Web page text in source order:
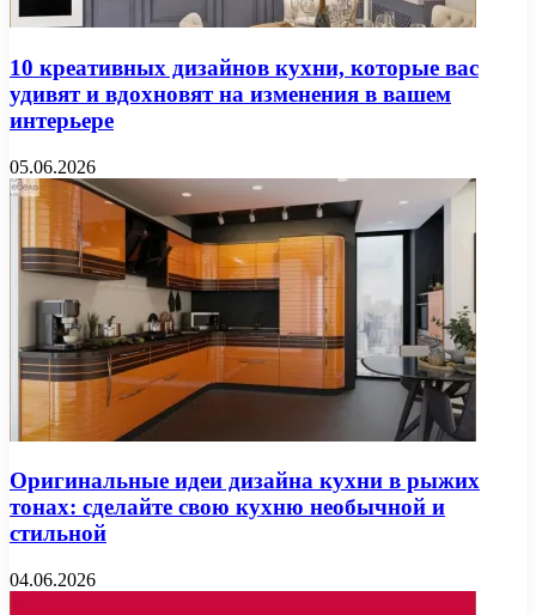
10 креативных дизайнов кухни, которые вас
удивят и вдохновят на изменения в вашем
интерьере
05.06.2026
Оригинальные идеи дизайна кухни в рыжих
тонах: сделайте свою кухню необычной и
стильной
04.06.2026